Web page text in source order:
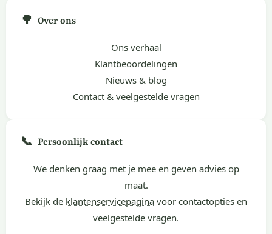
🌳 Over ons
Ons verhaal
Klantbeoordelingen
Nieuws & blog
Contact & veelgestelde vragen
📞 Persoonlijk contact
We denken graag met je mee en geven advies op
maat.
Bekijk de klantenservicepagina voor contactopties en
veelgestelde vragen.